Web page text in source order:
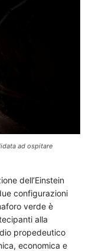
ad ospitare
dell’Einstein
configurazioni
verde è
alla
propedeutico
economica e